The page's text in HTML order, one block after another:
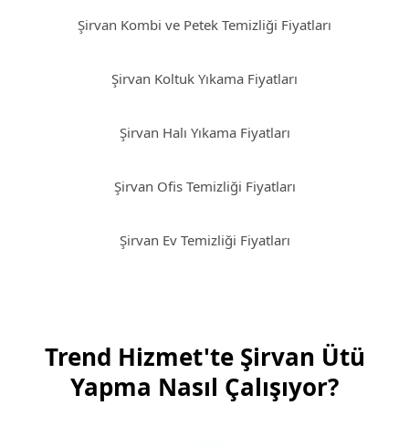
Şirvan Kombi ve Petek Temizliği Fiyatları
Şirvan Koltuk Yıkama Fiyatları
Şirvan Halı Yıkama Fiyatları
Şirvan Ofis Temizliği Fiyatları
Şirvan Ev Temizliği Fiyatları
Trend Hizmet'te Şirvan Ütü
Yapma Nasıl Çalışıyor?